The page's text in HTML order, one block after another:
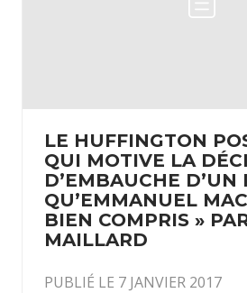
LE HUFFINGTON
QUI MOTIVE LA
D’EMBAUCHE D’UN
QU’EMMANUEL
BIEN COMPRIS »
MAILLARD
PUBLIÉ LE 7 JANVIER 2017